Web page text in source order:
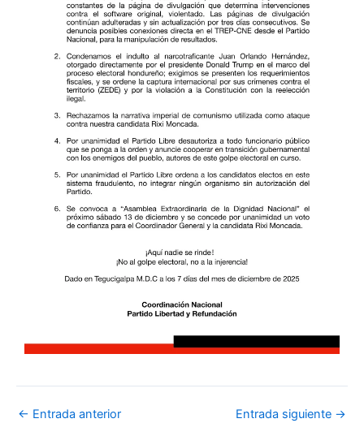
← Entrada anterior Entrada siguiente →